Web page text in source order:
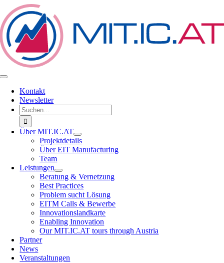
Zum
Inhalt
springen
Toggle
NavigationKontakt
Newsletter
Suche
nach:
Über MIT.IC.AT
Projektdetails
Über EIT Manufacturing
Team
Leistungen
Beratung & Vernetzung
Best Practices
Problem sucht Lösung
EITM Calls & Bewerbe
Innovationslandkarte
Enabling Innovation
Our MIT.IC.AT tours through Austria
Partner
News
Veranstaltungen